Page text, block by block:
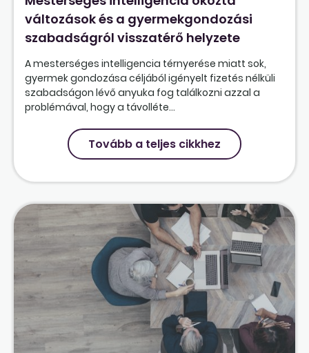
változások és a gyermekgondozási
szabadságról visszatérő helyzete
A mesterséges intelligencia térnyerése miatt sok,
gyermek gondozása céljából igényelt fizetés nélküli
szabadságon lévő anyuka fog találkozni azzal a
problémával, hogy a távolléte...
Tovább a teljes cikkhez